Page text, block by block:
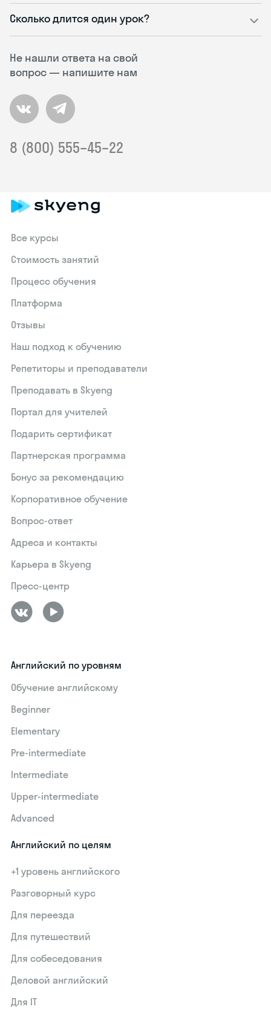
Не нашли ответа на свой
вопрос — напишите нам
8 (800) 555–45–22
Сколько длится один урок?
Все курсы
Стоимость занятий
Процесс обучения
Платформа
Отзывы
Наш подход к обучению
Репетиторы и преподаватели
Преподавать в Skyeng
Портал для учителей
Подарить сертификат
Партнерская программа
Бонус за рекомендацию
Корпоративное обучение
Вопрос-ответ
Адреса и контакты
Карьера в Skyeng
Пресс-центр
Английский по уровням
Обучение английскому
Beginner
Elementary
Pre-intermediate
Intermediate
Upper-intermediate
Advanced
Английский по целям
+1 уровень английского
Разговорный курс
Для переезда
Для путешествий
Для собеседования
Деловой английский
Для IT